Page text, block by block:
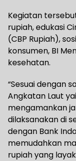
Kegiatan
rupiah, edukasi
(CBP Rupiah),
konsumen, BI
kesehatan.
“Sesuai dengan
Angkatan Laut
mengamankan
dilaksanakan di
dengan Bank
memudahkan
rupiah yang